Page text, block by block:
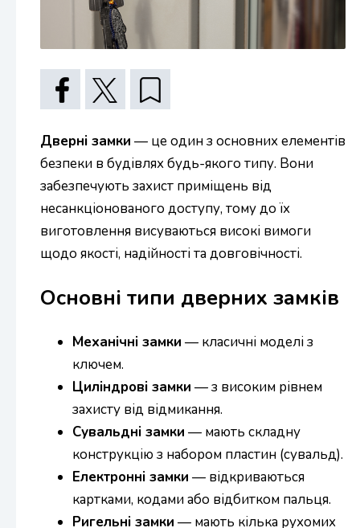
Дверні замки — це один з основних елементів
безпеки в будівлях будь-якого типу. Вони
забезпечують захист приміщень від
несанкціонованого доступу, тому до їх
виготовлення висуваються високі вимоги
щодо якості, надійності та довговічності.
Основні типи дверних замків
Механічні замки — класичні моделі з
ключем.
Циліндрові замки — з високим рівнем
захисту від відмикання.
Сувальдні замки — мають складну
конструкцію з набором пластин (сувальд).
Електронні замки — відкриваються
картками, кодами або відбитком пальця.
Ригельні замки — мають кілька рухомих